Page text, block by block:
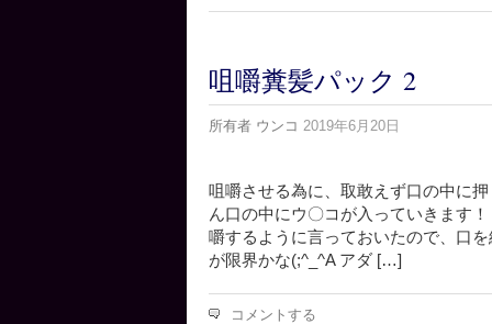
咀嚼糞髪パック 2
所有者 ウンコ 2019年6月20日
咀嚼させる為に、取敢えず口の中に
ん口の中にウ〇コが入っていきます
嚼するように言っておいたので、口
が限界かな(;^_^A アダ […]
コメントする